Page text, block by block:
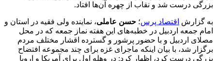
بزرگی درست شد و نقاب از چهره آن‌ها افتاد.
به گزارش اقتصاد پرس؛ حسن عاملی، نماینده ولی فقیه در استان و
امام جمعه اردبیل در خطبه‌های این هفته نماز جمعه که در محل
مصلای اردبیل و با حضور پرشور و گسترده اقشار مختلف مردم
برگزار شد، با بیان اینکه ماجرای غزه برای چند مجموعه افتضاح
بزرگی درست کرد، اظهار کرد: در وهله اول برای آمریکا و اروپا